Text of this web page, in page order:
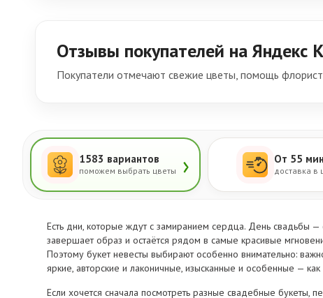
Отзывы покупателей на Яндекс
Покупатели отмечают свежие цветы, помощь
1583 вариантов
поможем выбрать цветы › От 55
доставка в
Есть дни, которые ждут с замиранием сердца. День свадьбы —
завершает образ и остаётся рядом в самые красивые
Поэтому букет невесты выбирают особенно внимательно:
яркие, авторские и лаконичные, изысканные и особенные —
Если хочется сначала посмотреть разные свадебные букеты,